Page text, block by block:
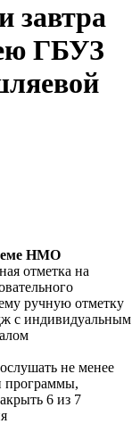
завтра
ГБУЗ
НМO
отметка на
ручную отметку
с индивидуальным
не менее
программы,
6 из 7